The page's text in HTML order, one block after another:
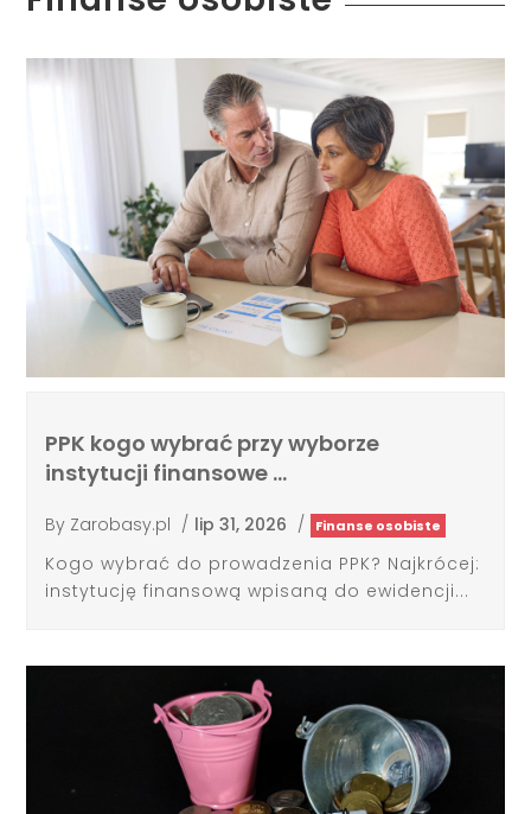
PPK kogo wybrać przy wyborze
instytucji finansowe …
By Zarobasy.pl / lip 31, 2026 / Finanse osobiste
Kogo wybrać do prowadzenia PPK? Najkrócej:
instytucję finansową wpisaną do ewidencji...